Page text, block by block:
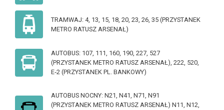
TRAMWAJ: 4, 13, 15, 18, 20, 23, 26, 35 (PRZYSTANEK
METRO RATUSZ ARSENAŁ)
AUTOBUS: 107, 111, 160, 190, 227, 527
(PRZYSTANEK METRO RATUSZ ARSENAŁ), 222, 520,
E‑2 (PRZYSTANEK PL. BANKOWY)
AUTOBUS NOCNY: N21, N41, N71, N91
(PRZYSTANEK METRO RATUSZ ARSENAŁ) N11, N12,